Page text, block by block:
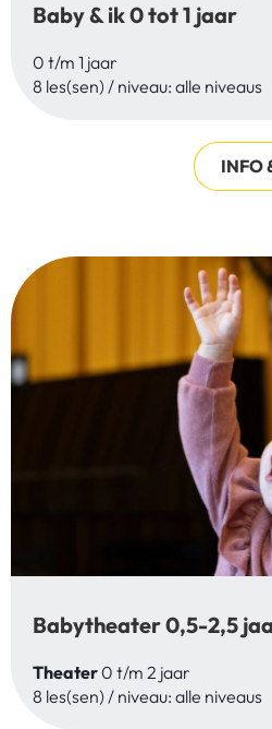
Baby & ik 0 tot 1 jaar
0 t/m 1 jaar
8 les(sen) / niveau: alle niveaus
INFO
Babytheater 0,5-2,5
Theater0 t/m 2 jaar
8 les(sen) / niveau: alle niveaus